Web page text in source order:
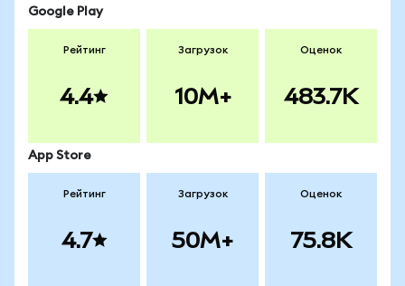
Google Play
Рейтинг
4.4
Загрузок
10M+
Оценок
483.7K
App Store
Рейтинг
4.7
Загрузок
50M+
Оценок
75.8K